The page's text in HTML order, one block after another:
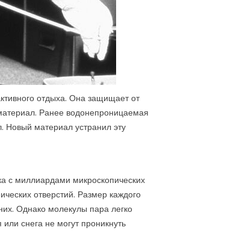
а
и не зря - она может...
Читайте дальше
отдыха. Она защищает от
Ранее водонепроницаемая
Новый материал устранил эту
с миллиардами микроскопических
отверстий. Размер каждого
Однако молекулы пара легко
снега не могут проникнуть